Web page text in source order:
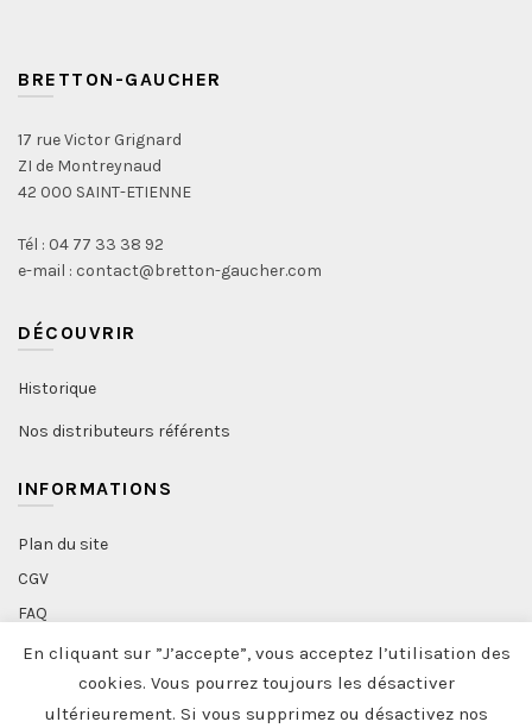
BRETTON-GAUCHER
17 rue Victor Grignard
ZI de Montreynaud
42 000 SAINT-ETIENNE
Tél : 04 77 33 38 92
e-mail : contact@bretton-gaucher.com
DÉCOUVRIR
Historique
Nos distributeurs référents
INFORMATIONS
Plan du site
CGV
FAQ
Politique de confidentialité
Professionnels
En cliquant sur ”J’accepte”, vous acceptez l’utilisation des
cookies. Vous pourrez toujours les désactiver
ultérieurement. Si vous supprimez ou désactivez nos